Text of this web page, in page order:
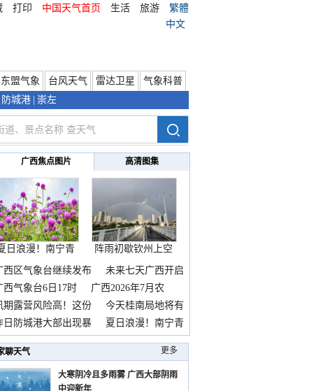
打印 中国天气首页 生活 旅游
繁體
中文
东盟气象 台风天气 雷达卫星
气象科普
防城港 崇左
广西焦点图片 高清图集
日浪漫！南宁青
秀山
阵雨初歇钦州上空
邂逅
西区气象台继续发布
未来七天广西开启
热
西气象台6日17时
广西2026年7月农
期露营风险高！这份
今天桂南局地将有
雨
日防城港大部出现暴
夏日浪漫！南宁青
山
聊天气 更多
大寒阴冷且多雨雾 广西大部阴雨
中迎新年